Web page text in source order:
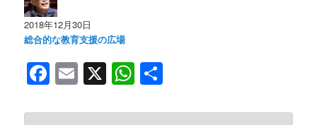
2018年12月30日
総合的な教育支援の広場
Facebook
Email
X WhatsApp